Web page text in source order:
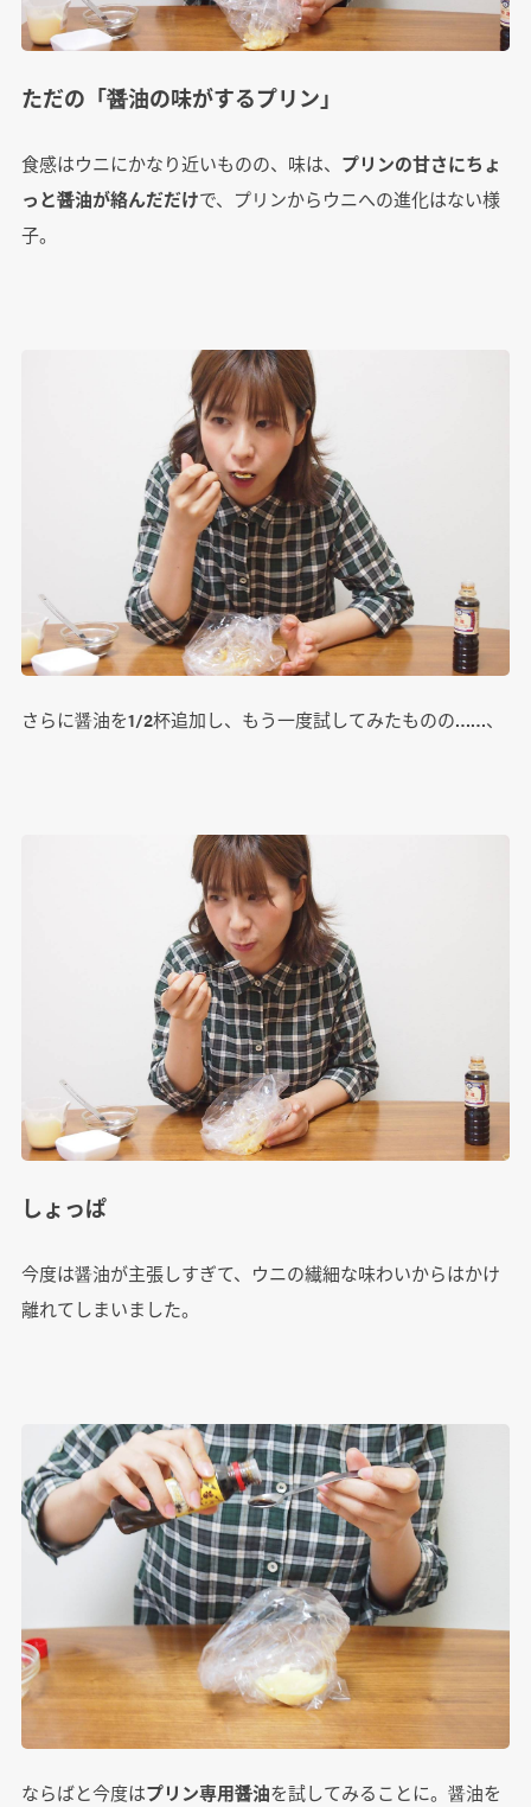
ただの「醤油の味がするプリン」
食感はウニにかなり近いものの、味は、 プリンの甘さにちょ
っと醤油が絡んだだけで、プリンからウニへの進化はない様
子。
さらに醤油を1/2杯追加し、もう一度試してみたものの……、
しょっぱ
今度は醤油が主張しすぎて、ウニの繊細な味わいからはかけ
離れてしまいました。
ならばと今度はプリン専用醤油を試してみることに。醤油を